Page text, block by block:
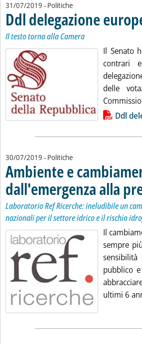
31/07/2019 - Politiche
Ddl delegazione
Il testo torna alla Camera
Il Senato
contrari
delle
Lista allegati PDF alla Ddl
30/07/2019 - Politiche
Ambiente e
dall'emergenza alla
Laboratorio Ref Ricerche: ineludibile un
nazionali per il settore idrico e il rischio
Il
sempre
pubblico
ultimi 6